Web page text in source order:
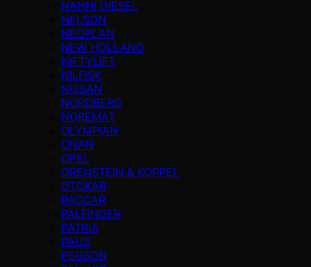
NANNI DIESEL
NELSON
NEOPLAN
NEW HOLLAND
NIFTYLIFT
NILFISK
NISSAN
NORDBERG
NOREMAT
OLYMPIAN
ONAN
OPEL
ORENSTEIN & KOPPEL
OTOKAR
PACCAR
PALFINGER
PATRIA
PAUS
PEGSON